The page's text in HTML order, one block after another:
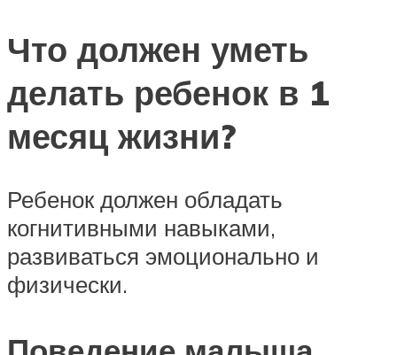
Что должен уметь
делать ребенок в 1
месяц жизни?
Ребенок должен обладать
когнитивными навыками,
развиваться эмоционально и
физически.